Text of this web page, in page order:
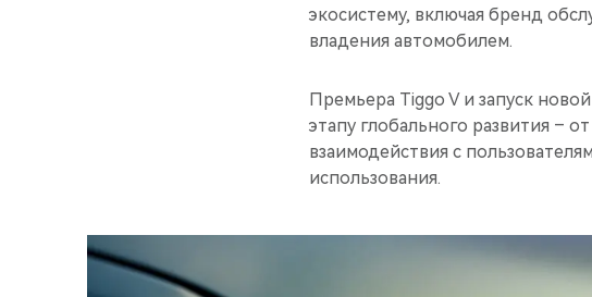
экосистему, включая бренд
владения автомобилем.
Премьера Tiggo V и запуск
этапу глобального развития –
взаимодействия с
использования.